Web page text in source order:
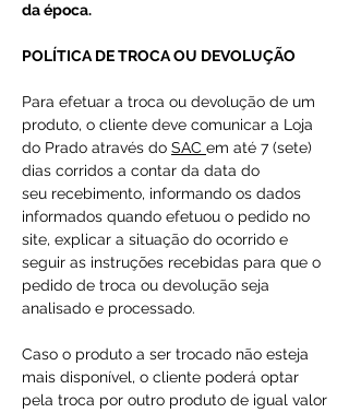
da época.
POLÍTICA DE TROCA OU DEVOLUÇÃO
Para efetuar a troca ou devolução de um
produto, o cliente deve comunicar a Loja
do Prado através do SAC em até 7 (sete)
dias corridos a contar da data do
seu recebimento, informando os dados
informados quando efetuou o pedido no
site, explicar a situação do ocorrido e
seguir as instruções recebidas para que o
pedido de troca ou devolução seja
analisado e processado.
Caso o produto a ser trocado não esteja
mais disponível, o cliente poderá optar
pela troca por outro produto de igual valor